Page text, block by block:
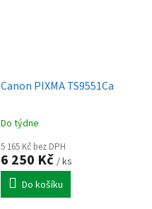
Canon PIXMA TS9551Ca
Do týdne
5 165 Kč bez DPH
6 250 Kč / ks
Do košíku